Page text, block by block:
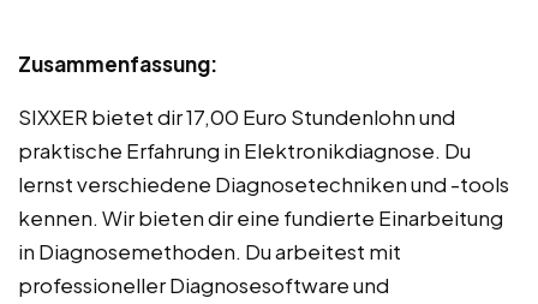
Zusammenfassung:
SIXXER bietet dir 17,00 Euro Stundenlohn und
praktische Erfahrung in Elektronikdiagnose. Du
lernst verschiedene Diagnosetechniken und -tools
kennen. Wir bieten dir eine fundierte Einarbeitung
in Diagnosemethoden. Du arbeitest mit
professioneller Diagnosesoftware und